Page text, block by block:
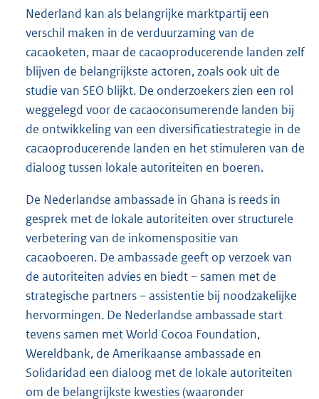
Nederland kan als belangrijke marktpartij een
verschil maken in de verduurzaming van de
cacaoketen, maar de cacaoproducerende landen zelf
blijven de belangrijkste actoren, zoals ook uit de
studie van SEO blijkt. De onderzoekers zien een rol
weggelegd voor de cacaoconsumerende landen bij
de ontwikkeling van een diversificatiestrategie in de
cacaoproducerende landen en het stimuleren van de
dialoog tussen lokale autoriteiten en boeren.
De Nederlandse ambassade in Ghana is reeds in
gesprek met de lokale autoriteiten over structurele
verbetering van de inkomenspositie van
cacaoboeren. De ambassade geeft op verzoek van
de autoriteiten advies en biedt – samen met de
strategische partners – assistentie bij noodzakelijke
hervormingen. De Nederlandse ambassade start
tevens samen met World Cocoa Foundation,
Wereldbank, de Amerikaanse ambassade en
Solidaridad een dialoog met de lokale autoriteiten
om de belangrijkste kwesties (waaronder